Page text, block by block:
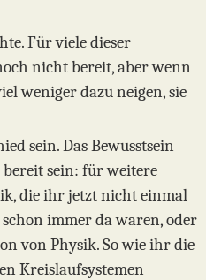
Für viele dieser
nicht bereit, aber wenn
weniger dazu neigen, sie
sein. Das Bewusstsein
sein: für weitere
die ihr jetzt nicht einmal
immer da waren, oder
von Physik. So wie ihr die
Kreislaufsystemen